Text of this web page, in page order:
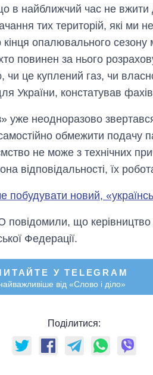
в найближчий час не вжити
тих територій, які ми
опалювального
повинен за нього
чи це куплений газ, чи
України, констатував
уже неодноразово
обмежити подачу
не може з технічних
відповідальності, їх
побудувати новий,
що
Федерації.
У TELEGRAM
від «Слово і діло»
Поділитися: